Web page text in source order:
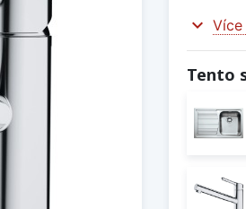
expand_more
Tento